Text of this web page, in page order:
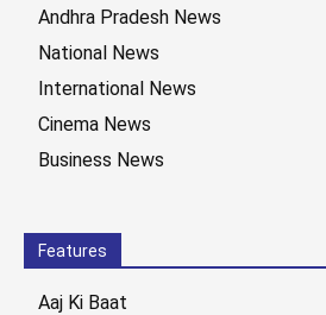
Andhra Pradesh News
National News
International News
Cinema News
Business News
Features
Aaj Ki Baat